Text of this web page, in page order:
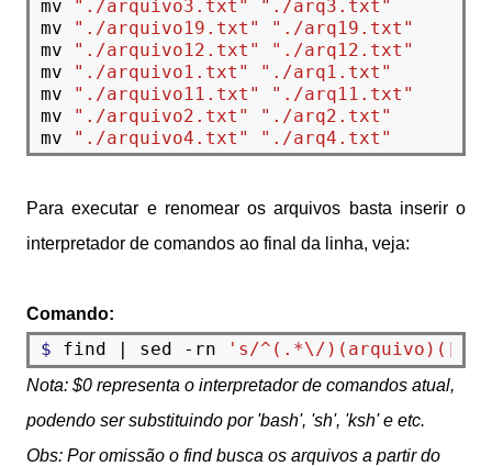
mv
"./arquivo3.txt"
"./arq3.txt"
mv
"./arquivo19.txt"
"./arq19.txt"
mv
"./arquivo12.txt"
"./arq12.txt"
mv
"./arquivo1.txt"
"./arq1.txt"
mv
"./arquivo11.txt"
"./arq11.txt"
mv
"./arquivo2.txt"
"./arq2.txt"
mv
"./arquivo4.txt" "./arq4.txt"
Para executar e renomear os arquivos basta inserir o
interpretador de comandos ao final da linha, veja:
Comando:
$ find | sed -rn 's/^(.*\/)(arquivo)([^/
Nota: $0 representa o interpretador de comandos atual,
podendo ser substituindo por 'bash', 'sh', 'ksh' e etc.
Obs: Por omissão o find busca os arquivos a partir do